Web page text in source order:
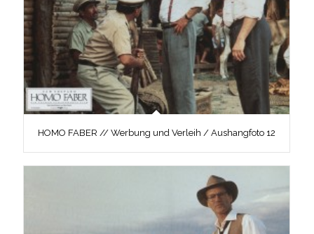
HOMO FABER // Werbung und Verleih / Aushangfoto 12